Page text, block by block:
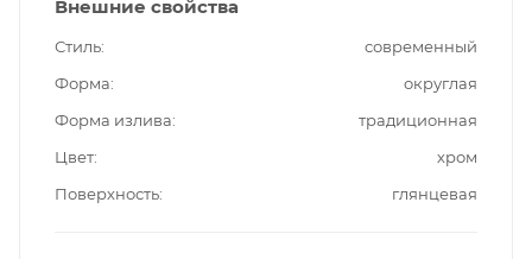
Внешние свойства
Стиль
современный
Форма
округлая
Форма излива
традиционная
Цвет
хром
Поверхность
глянцевая